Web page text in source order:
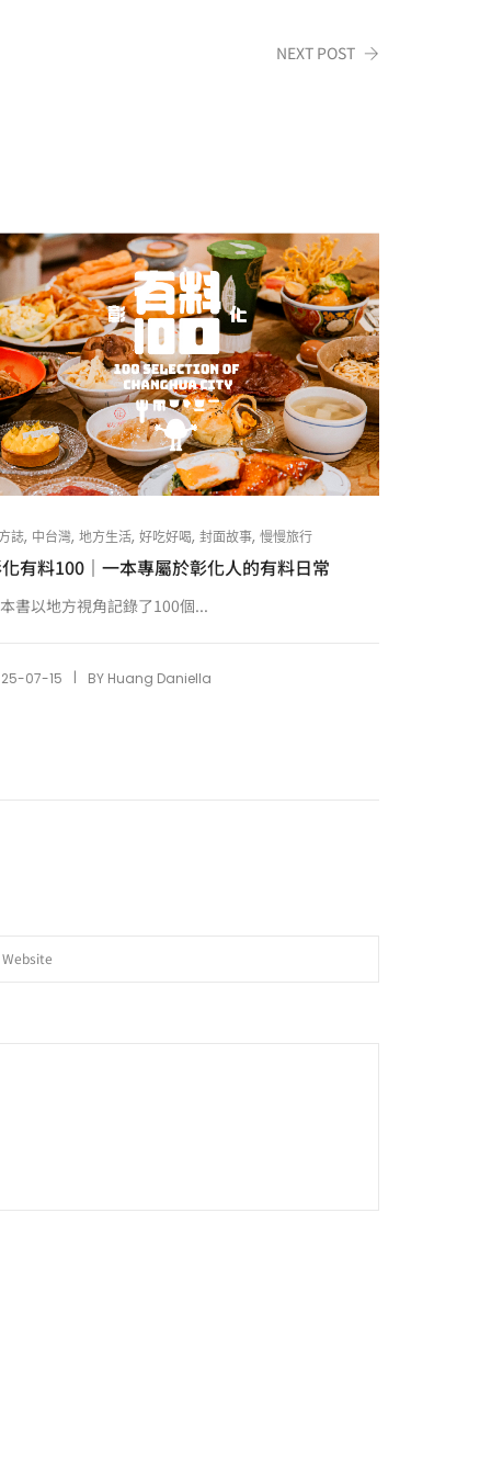
NEXT POST
誌, 中台灣, 地方生活, 好吃好喝, 封面故事, 慢慢旅行
有料100｜一本專屬於彰化人的有料日常
書以地方視角記錄了100個...
07-15 | BY Huang Daniella